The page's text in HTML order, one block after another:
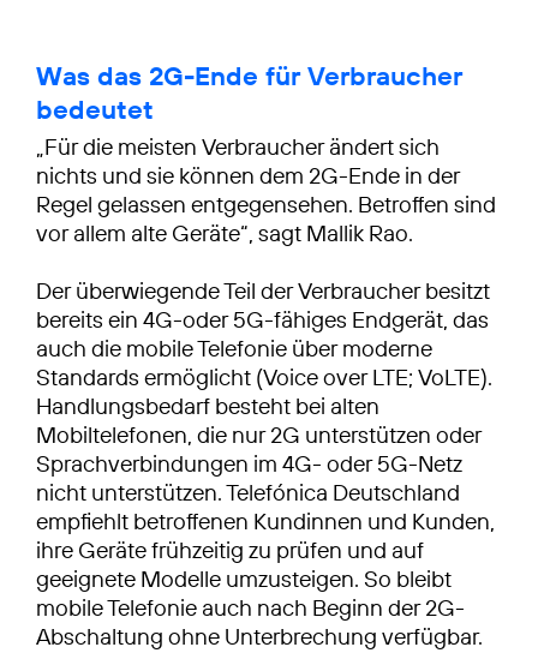
Was das 2G-Ende für Verbraucher
bedeutet
„Für die meisten Verbraucher ändert sich
nichts und sie können dem 2G-Ende in der
Regel gelassen entgegensehen. Betroffen sind
vor allem alte Geräte“, sagt Mallik Rao.
Der überwiegende Teil der Verbraucher besitzt
bereits ein 4G-oder 5G-fähiges Endgerät, das
auch die mobile Telefonie über moderne
Standards ermöglicht (Voice over LTE; VoLTE).
Handlungsbedarf besteht bei alten
Mobiltelefonen, die nur 2G unterstützen oder
Sprachverbindungen im 4G- oder 5G-Netz
nicht unterstützen. Telefónica Deutschland
empfiehlt betroffenen Kundinnen und Kunden,
ihre Geräte frühzeitig zu prüfen und auf
geeignete Modelle umzusteigen. So bleibt
mobile Telefonie auch nach Beginn der 2G-
Abschaltung ohne Unterbrechung verfügbar.